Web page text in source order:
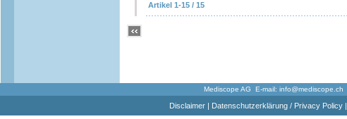
Artikel 1-15 / 15
Mediscope AG E-mail: info@mediscope.ch
Disclaimer| Datenschutzerklärung / Privacy Policy|